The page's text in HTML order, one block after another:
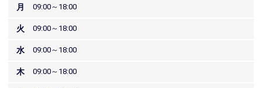
月 09:00～18:00
火 09:00～18:00
水 09:00～18:00
木 09:00～18:00